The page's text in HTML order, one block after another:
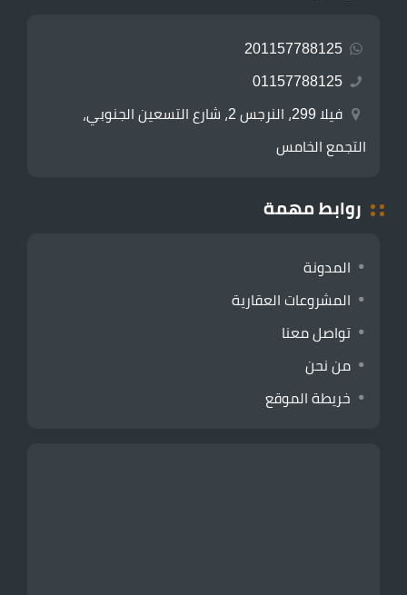
201157788125
01157788125
فيلا 299، النرجس 2، شارع التسعين الجنوبي،
التجمع الخامس
روابط مهمة
المدونة
المشروعات العقارية
تواصل معنا
من نحن
خريطة الموقع